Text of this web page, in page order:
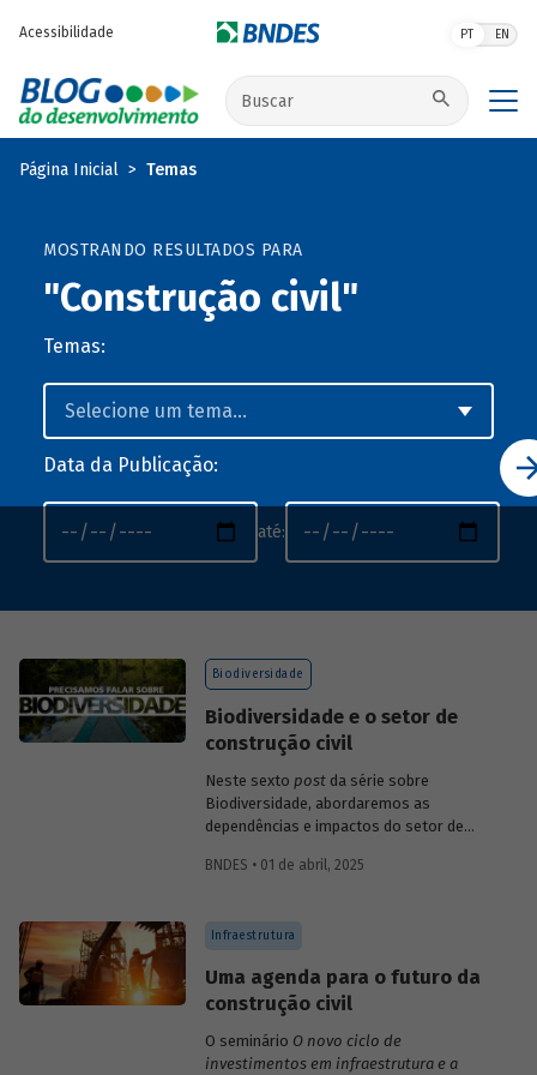
Acessibilidade PT EN
Buscar no site
Página Inicial Temas
MOSTRANDO RESULTADOS PARA
"Construção civil"
Temas:
Data da Publicação:
até:
Biodiversidade
Biodiversidade e o setor de
construção civil
Neste sexto postda série sobre
Biodiversidade, abordaremos as
dependências e impactos do setor de
BNDES • 01 de abril, 2025
Infraestrutura
Uma agenda para o futuro da
construção civil
O seminário O novo ciclo de
investimentos em infraestrutura e a